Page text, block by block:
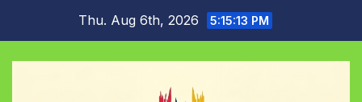
content
Thu. Aug 6th, 2026 5:15:13 PM